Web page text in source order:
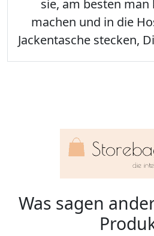
sie, am besten man
machen und in die
Jackentasche stecken,
Was sagen